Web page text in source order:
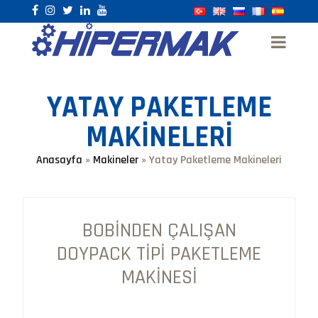
YATAY PAKETLEME
MAKINELERI
Anasayfa » Makineler »Yatay Paketleme Makineleri
BOBINDEN ÇALIŞAN
DOYPACK TIPI PAKETLEME
MAKINESI